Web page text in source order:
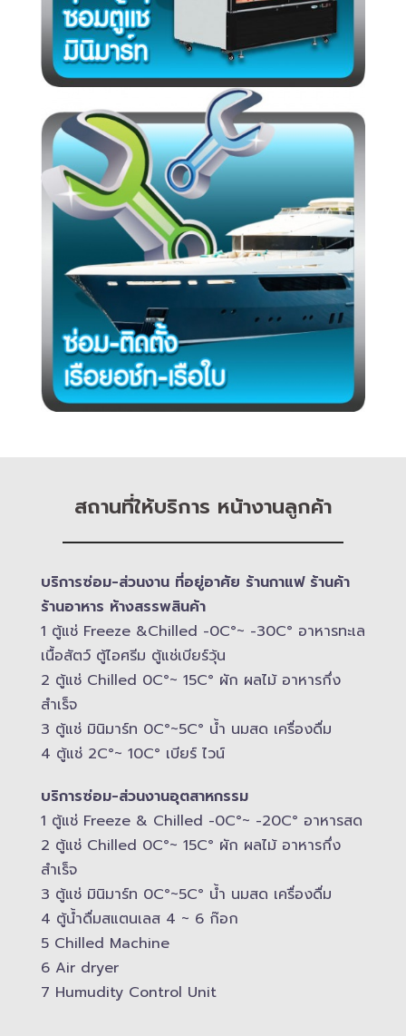
สถานที่ให้บริการ หน้างานลูกค้า
บริการซ่อม-​ส่วนงาน ที่อยู่อาศัย ร้านกาแฟ ร้านค้า
ร้านอาหาร ห้างสรรพสินค้า
1 ตู้แช่ Freeze &​Chilled -​0C°~ -​30C° อาหารทะเล
เนื้อสัตว์ ตู้ไอศรีม ตู้แช่เบียร์วุ้น
2 ตู้แช่ Chilled​ 0C°~ 15C° ผัก ผลไม้ อาหารกึ่ง
สำเร็จ
3 ตู้แช่​ มินิมาร์ท 0C°~5C° น้ำ นมสด เครื่องดื่ม
4 ตู้แช่ 2C°~ 10​C° เบียร์ ไวน์
บริการซ่อม-​ส่วนงานอุตสาหกรรม
1 ตู้แช่ Freeze &​ Chilled -​0C°~ -​20C° อาหารสด
2 ตู้แช่ Chilled​ 0C°~ 15C° ผัก ผลไม้ อาหารกึ่ง
สำเร็จ
3 ตู้แช่​ มินิมาร์ท 0C°~5C° น้ำ นมสด เครื่องดื่ม
4 ตู้น้ำดื่มสแตนเลส​ 4 ~ 6 ก๊อก
5 Chilled Mac​hine
6 Air dryer
7 Humudity Control Unit